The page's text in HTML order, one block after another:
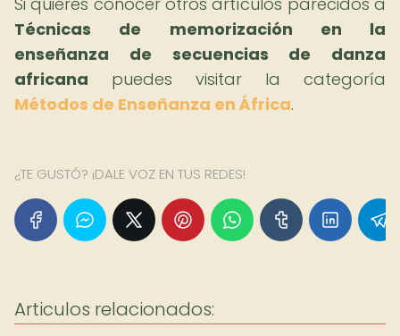
Técnicas de memorización en la
enseñanza de secuencias de danza
africana puedes visitar la categoría
Métodos de Enseñanza en África.
¿TE GUSTÓ? ¡DALE VOZ EN TUS REDES!
Articulos relacionados: